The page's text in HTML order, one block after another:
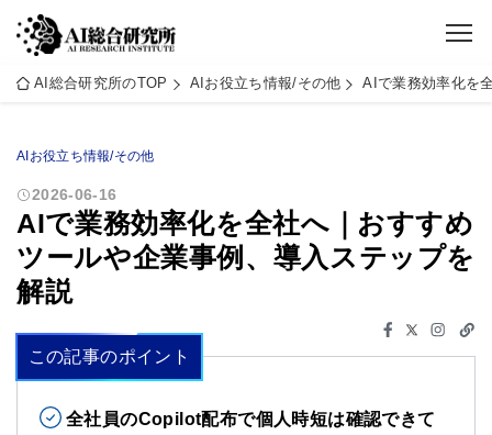
AI総合研究所のTOP AIお役立ち情報/その他 AIで業務効率化を
AIお役立ち情報/その他
2026-06-16
AIで業務効率化を全社へ｜おすすめ
ツールや企業事例、導入ステップを
解説
この記事のポイント
全社員のCopilot配布で個人時短は確認できて